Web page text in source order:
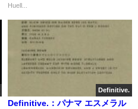
Huell...
Definitive.
Definitive.：パナマ エスメラル